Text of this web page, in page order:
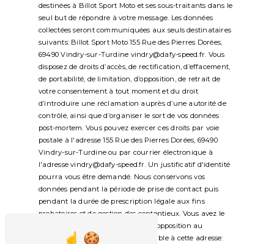
destinées à Billot Sport Moto et ses sous-traitants dans le
seul but de répondre à votre message. Les données
collectées seront communiquées aux seuls destinataires
suivants: Billot Sport Moto 155 Rue des Pierres Dorées,
69490 Vindry-sur-Turdine vindry@dafy-speed.fr. Vous
disposez de droits d’accès, de rectification, d’effacement,
de portabilité, de limitation, d’opposition, de retrait de
votre consentement à tout moment et du droit
d’introduire une réclamation auprès d’une autorité de
contrôle, ainsi que d’organiser le sort de vos données
post-mortem. Vous pouvez exercer ces droits par voie
postale à l'adresse 155 Rue des Pierres Dorées, 69490
Vindry-sur-Turdine ou par courrier électronique à
l'adresse vindry@dafy-speed.fr. Un justificatif d'identité
pourra vous être demandé. Nous conservons vos
données pendant la période de prise de contact puis
pendant la durée de prescription légale aux fins
probatoires et de gestion des contentieux. Vous avez le
droit de vous inscrire sur la liste d'opposition au
démarchage téléphonique, disponible à cette adresse: